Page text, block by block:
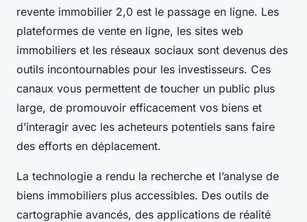
revente immobilier 2,0 est le passage en ligne. Les
plateformes de vente en ligne, les sites web
immobiliers et les réseaux sociaux sont devenus des
outils incontournables pour les investisseurs. Ces
canaux vous permettent de toucher un public plus
large, de promouvoir efficacement vos biens et
d’interagir avec les acheteurs potentiels sans faire
des efforts en déplacement.
La technologie a rendu la recherche et l’analyse de
biens immobiliers plus accessibles. Des outils de
cartographie avancés, des applications de réalité